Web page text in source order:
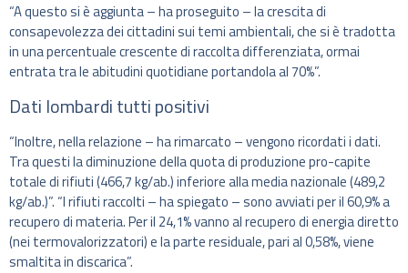
“A questo si è aggiunta – ha proseguito – la crescita di
consapevolezza dei cittadini sui temi ambientali, che si è tradotta
in una percentuale crescente di raccolta differenziata, ormai
entrata tra le abitudini quotidiane portandola al 70%”.
Dati lombardi tutti positivi
“Inoltre, nella relazione – ha rimarcato – vengono ricordati i dati.
Tra questi la diminuzione della quota di produzione pro-capite
totale di rifiuti (466,7 kg/ab.) inferiore alla media nazionale (489,2
kg/ab.)”. “I rifiuti raccolti – ha spiegato – sono avviati per il 60,9% a
recupero di materia. Per il 24,1% vanno al recupero di energia diretto
(nei termovalorizzatori) e la parte residuale, pari al 0,58%, viene
smaltita in discarica”.